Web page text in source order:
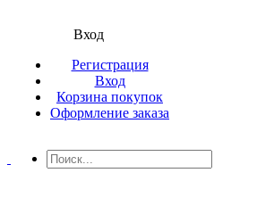
Вход
Регистрация
Вход
Корзина покупок
Оформление заказа